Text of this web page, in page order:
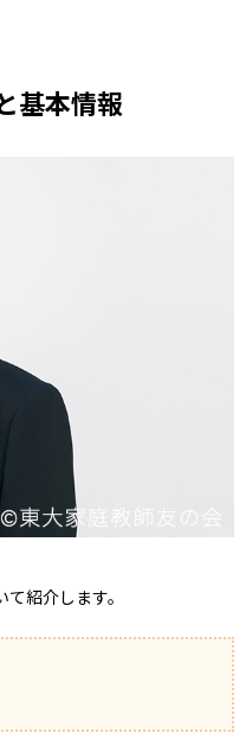
基本情報
て紹介します。